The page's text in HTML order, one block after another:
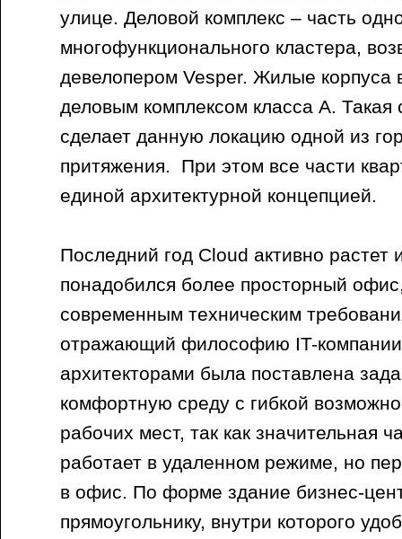
улице. Деловой комплекс – часть
многофункционального кластера,
девелопером Vesper. Жилые корпуса
деловым комплексом класса А. Такая
сделает данную локацию одной из
притяжения. При этом все части
единой архитектурной концепцией.
Последний год Сloud активно растет
понадобился более просторный
современным техническим
отражающий философию IT-
архитекторами была поставлена
комфортную среду с гибкой
рабочих мест, так как значительная
работает в удаленном режиме, но
в офис. По форме здание бизнес-
прямоугольнику, внутри которого